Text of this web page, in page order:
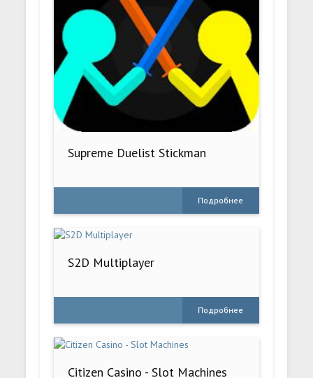
Supreme Duelist Stickman
Подробнее
S2D Multiplayer
Подробнее
Citizen Casino - Slot Machines